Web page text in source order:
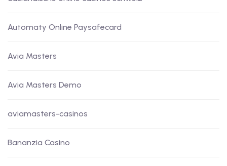
Automaty Online Paysafecard
Avia Masters
Avia Masters Demo
aviamasters-casinos
Bananzia Casino